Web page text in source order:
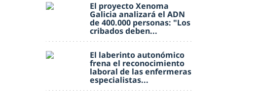
El proyecto Xenoma
Galicia analizará el ADN
de 400.000 personas: "Los
cribados deben...
El laberinto autonómico
frena el reconocimiento
laboral de las enfermeras
especialistas...